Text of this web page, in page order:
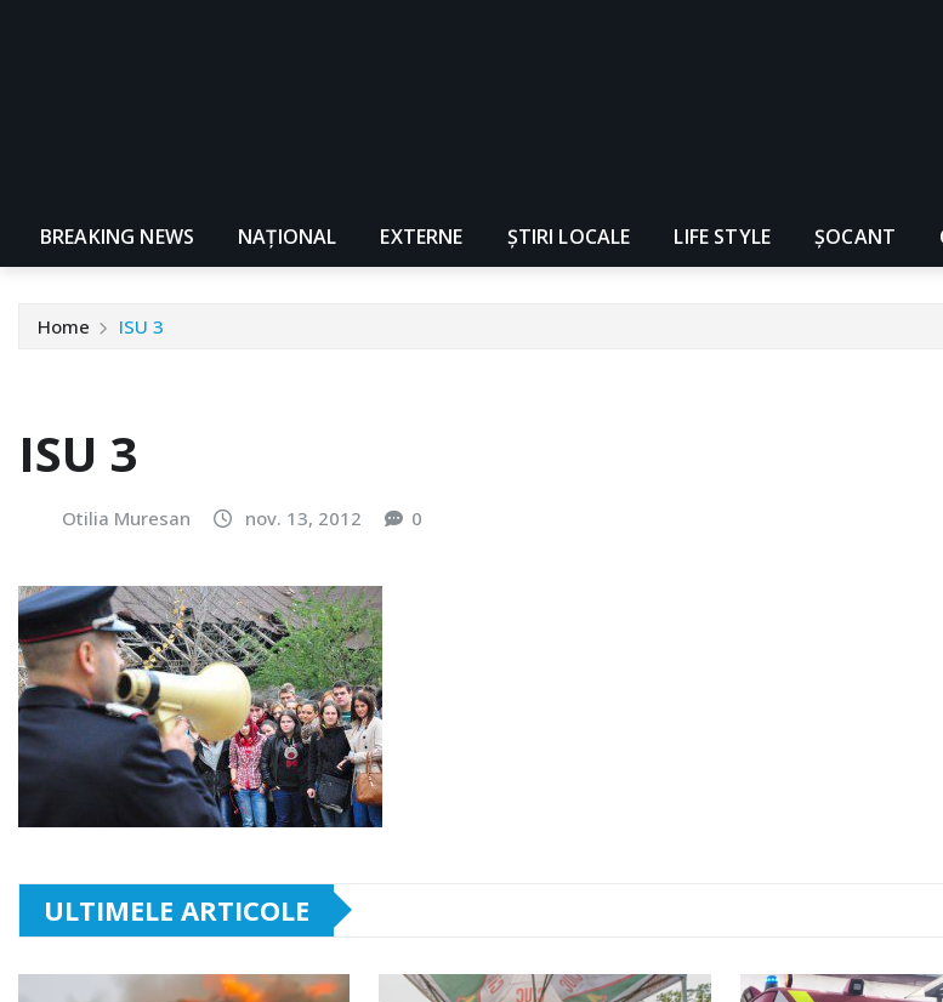
BREAKING NEWS NAŢIONAL EXTERNE ȘTIRI LOCALE LIFE STYLE ȘOCANT
Home ISU 3
ISU 3
Otilia Muresan nov. 13, 2012 0
ULTIMELE ARTICOLE